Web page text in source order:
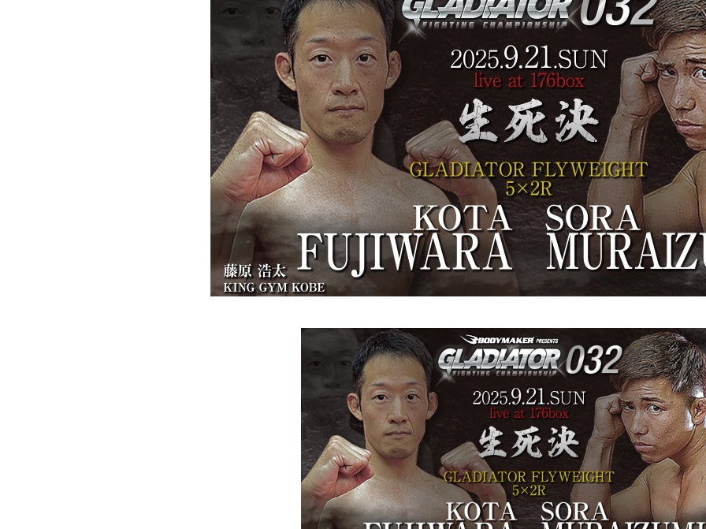
団
ッ
ィ
ア
所
属
泉
空
GLADIATOR32
出